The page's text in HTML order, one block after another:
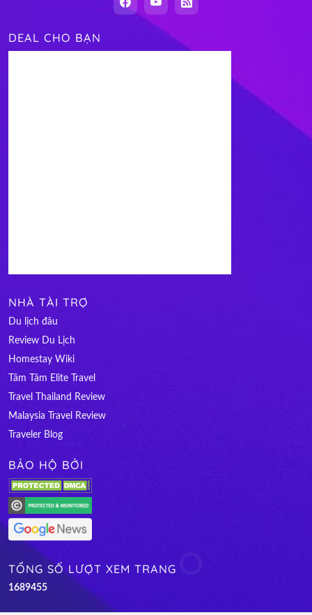
DEAL CHO BẠN
NHÀ TÀI TRỢ
Du lịch đâu
Review Du Lịch
Homestay Wiki
Tâm Tâm Elite Travel
Travel Thailand Review
Malaysia Travel Review
Traveler Blog
BẢO HỘ BỞI
TỔNG SỐ LƯỢT XEM TRANG
1689455